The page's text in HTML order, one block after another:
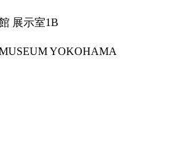
展示室1B
YOKOHAMA